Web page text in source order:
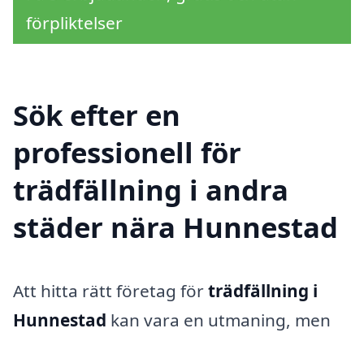
förpliktelser
Sök efter en
professionell för
trädfällning i andra
städer nära Hunnestad
Att hitta rätt företag förträdfällning i
Hunnestad kan vara en utmaning, men